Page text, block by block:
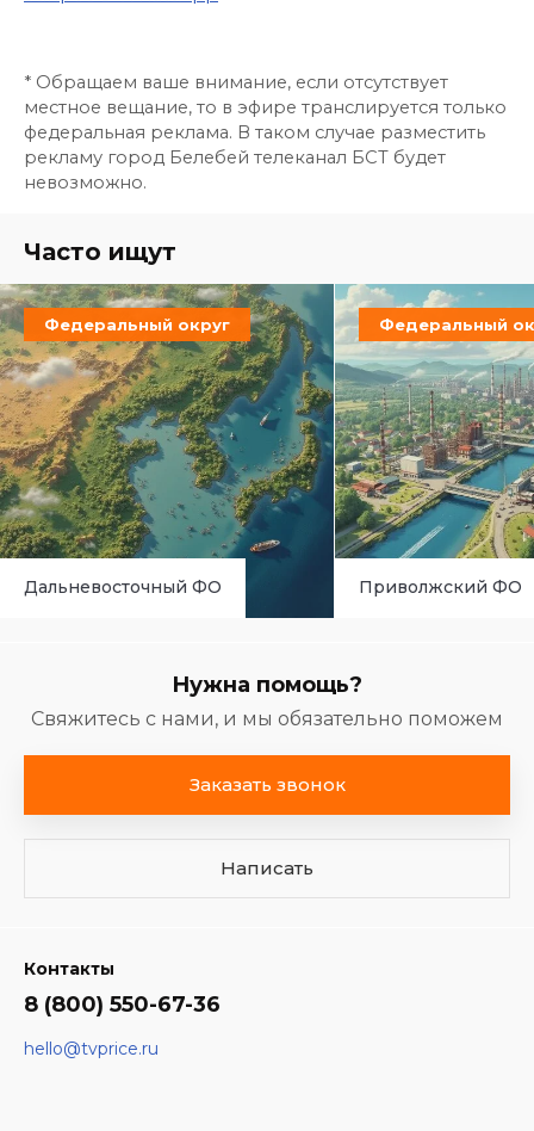
* Обращаем ваше внимание, если отсутствует
местное вещание, то в эфире транслируется только
федеральная реклама. В таком случае разместить
рекламу город Белебей телеканал БСТ будет
невозможно.
Часто ищут
Федеральный округ
Дальневосточный ФО
Федеральный
Приволжский ФО
Нужна помощь?
Свяжитесь с нами, и мы обязательно поможем
Заказать звонок
Написать
Контакты
8 (800) 550-67-36
hello@tvprice.ru